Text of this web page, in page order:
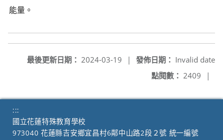
能量。
發佈日期： Invalid date
最後更新日期： 2024-03-19
|
點閱數： 2409 |
:::
國立花蓮特殊教育學校
973040 花蓮縣吉安鄉宜昌村6鄰中山路2段２號 統一編號